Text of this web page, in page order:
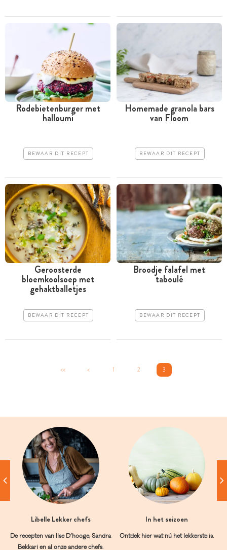
Rodebietenburger met
halloumi
BEWAAR DIT RECEPT
Homemade granola bars
van Floom
BEWAAR DIT RECEPT
Geroosterde
bloemkoolsoep met
gehaktballetjes
BEWAAR DIT RECEPT
Broodje falafel met
taboulé
BEWAAR DIT RECEPT
<< < 1 2 3
Libelle Lekker chefs
De recepten van Ilse D’hooge, Sandra
Bekkari en al onze andere chefs.
In het seizoen
Ontdek hier wat nú het lekkerste is.